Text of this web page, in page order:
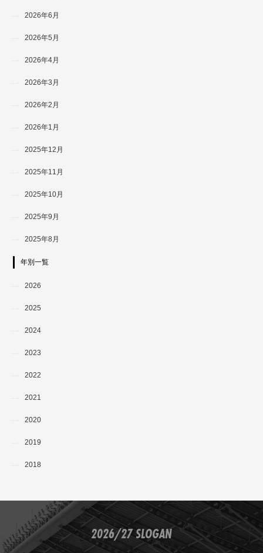
2026年6月
2026年5月
2026年4月
2026年3月
2026年2月
2026年1月
2025年12月
2025年11月
2025年10月
2025年9月
2025年8月
年別一覧
2026
2025
2024
2023
2022
2021
2020
2019
2018
2026/27 SLOGAN